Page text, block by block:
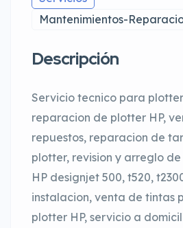
Mantenimientos-
Descripción
Servicio tecnico para
reparacion de plotter HP,
repuestos, reparacion de
plotter, revision y arreglo
HP designjet 500, t520,
instalacion, venta de tintas
plotter HP, servicio a